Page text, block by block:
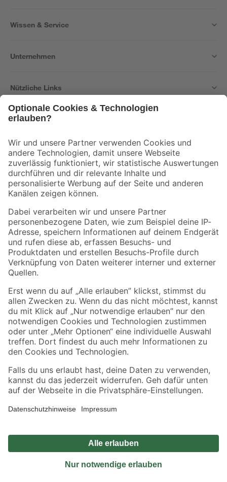
Wissen & Service
Unternehmen
Nützliche Links
Der toom Newsletter: Keine Angebote und Aktionen mehr verpassen!
Zur Newsletter Anmeldung
Folge uns
Zahlungsarten Versandarten
Sicher einkaufen
Jetzt die toom-App herunterladen
Alle Preisangaben in EUR inkl. gesetzl. MwSt.. Die dargestellten Angebote sind unter
Umständen nicht in allen Märkten verfügbar. Die angegebenen Verfügbarkeiten beziehen
Produkte nur solange der Vorrat reicht.
*Paketversand ab 59 € versandkostenfrei, gilt nicht für Artikel mit Speditionsversand, hier
Privatsphäre Impressum
Nutzungsbedingungen
Widerrufsrecht
Vertrag widerrufen